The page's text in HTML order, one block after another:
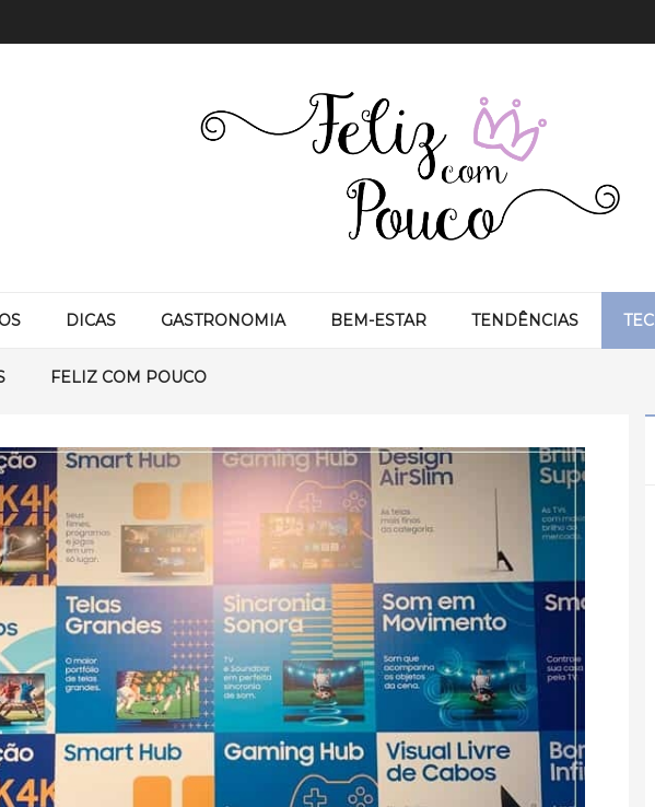
DICAS GASTRONOMIA BEM-ESTAR TENDÊNCIAS
FELIZ COM POUCO